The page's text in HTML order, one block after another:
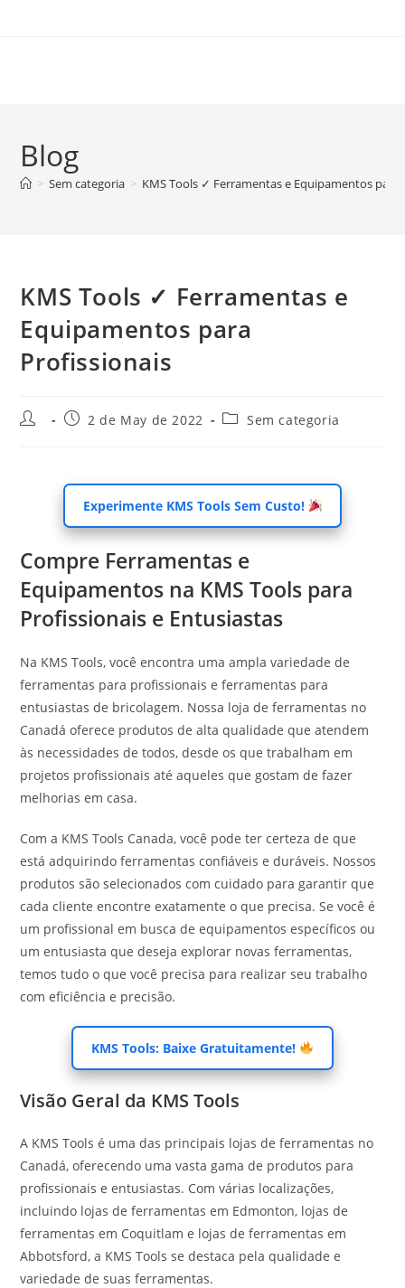
Blog
> Sem categoria > KMS Tools ✓ Ferramentas e Equipamentos para
KMS Tools ✓ Ferramentas e
Equipamentos para
Profissionais
Post
Post2 de May de 2022
PostSem categoria
Experimente KMS Tools Sem Custo!
Compre Ferramentas e
Equipamentos na KMS Tools para
Profissionais e Entusiastas
Na KMS Tools, você encontra uma ampla variedade de
ferramentas para profissionais e ferramentas para
entusiastas de bricolagem. Nossa loja de ferramentas no
Canadá oferece produtos de alta qualidade que atendem
às necessidades de todos, desde os que trabalham em
projetos profissionais até aqueles que gostam de fazer
melhorias em casa.
Com a KMS Tools Canada, você pode ter certeza de que
está adquirindo ferramentas confiáveis e duráveis. Nossos
produtos são selecionados com cuidado para garantir que
cada cliente encontre exatamente o que precisa. Se você é
um profissional em busca de equipamentos específicos ou
um entusiasta que deseja explorar novas ferramentas,
temos tudo o que você precisa para realizar seu trabalho
com eficiência e precisão.
KMS Tools: Baixe Gratuitamente!
Visão Geral da KMS Tools
A KMS Tools é uma das principais lojas de ferramentas no
Canadá, oferecendo uma vasta gama de produtos para
profissionais e entusiastas. Com várias localizações,
incluindo lojas de ferramentas em Edmonton, lojas de
ferramentas em Coquitlam e lojas de ferramentas em
Abbotsford, a KMS Tools se destaca pela qualidade e
variedade de suas ferramentas.